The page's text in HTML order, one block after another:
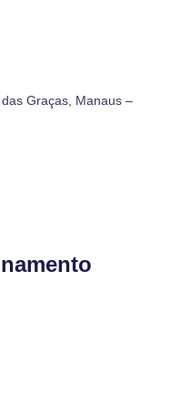
Graças, Manaus –